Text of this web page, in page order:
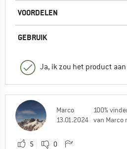
VOORDELEN
GEBRUIK
Ja, ik zou het product
Marco
13.01.2024
100%
van Marco
5 0